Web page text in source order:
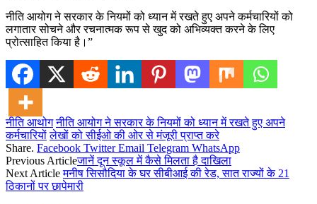
नीति आयोग ने सरकार के नियमों को ध्यान में रखते हुए अपने कर्मचारियोंको
लगातार सोचने और रचनात्मक रूप से खुद को अभिव्यक्त करने के लिए
प्रोत्साहित किया है।”
नीति आथोग नीति आयोग ने सरकार के नियमों को ध्यान में रखते हुए अपने
कर्मचारियों लेखों को सीईओ की ओर से मंजूरी प्राप्त करे
Share. Facebook Twitter Email Telegram WhatsApp
Previous Articleजानें दून स्कूल में कैसे मिलता है दाखिला
Next Articleमनीष सिसौदिया के घर सीबीआई की रेड, सात राज्यों के 21
ठिकानों पर छापेमारी